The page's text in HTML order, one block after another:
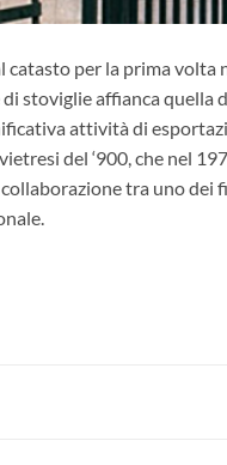
catasto per la prima
stoviglie affianca quella
attività di
del ‘900, che nel
tra uno